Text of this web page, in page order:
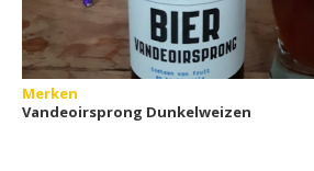
Merken
Vandeoirsprong Dunkelweizen